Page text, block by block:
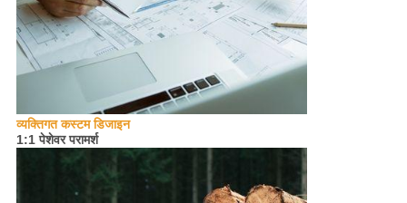
व्यक्तिगत कस्टम डिजाइन
1:1 पेशेवर परामर्श